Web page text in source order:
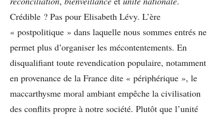
Crédible ? Pas pour Elisabeth Lévy. L’ère
« postpolitique » dans laquelle nous sommes entrés ne
permet plus d’organiser les mécontentements. En
disqualifiant toute revendication populaire, notamment
en provenance de la France dite « périphérique », le
maccarthysme moral ambiant empêche la civilisation
des conflits propre à notre société. Plutôt que l’unité